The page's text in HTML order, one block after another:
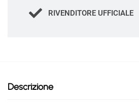
RIVENDITORE UFFICIALE
Descrizione